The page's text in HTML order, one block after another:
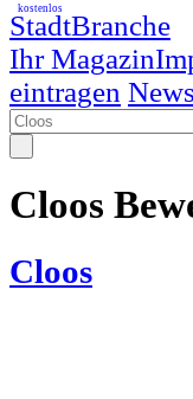
StadtBranche
Ihr Magazin
kostenlos
eintragen News
Cloos
Cloos